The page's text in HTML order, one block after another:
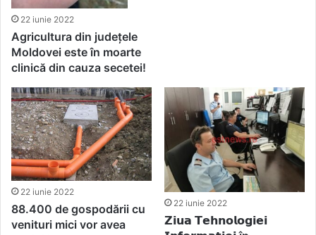
22 iunie 2022
Agricultura din județele
Moldovei este în moarte
clinică din cauza secetei!
22 iunie 2022
88.400 de gospodării cu
venituri mici vor avea
22 iunie 2022
𝗭𝗶𝘂𝗮 𝗧𝗲𝗵𝗻𝗼𝗹𝗼𝗴𝗶𝗲𝗶